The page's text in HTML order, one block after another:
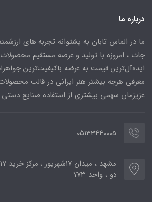
درباره ما
ما در الماس تابان به پشتوانه تجربه های
جات ، امروزه با تولید و عرضه مستقیم
ایده‌آل‌ترین قیمت به عرضه باکیفیت‌ترین جواهرات
معرفی هرچه بیشتر هنر ایرانی در قالب
عزیزمان سهمی بیشتری از استفاده صنایع دستی
05133440005
دو ، واحد ۷۷۳